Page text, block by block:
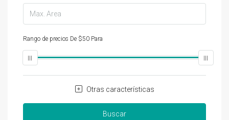
Rango de precios De $50 Para
Otras características
Buscar